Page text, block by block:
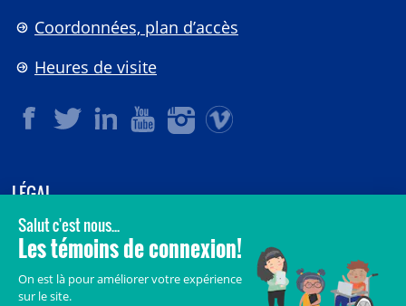
Coordonnées, plan d’accès
Heures de visite
LÉGAL
© 2006-2026CHU Sainte-Justine.
Tous droits réservés.
Crédits
Accès aux documents des organismes publics